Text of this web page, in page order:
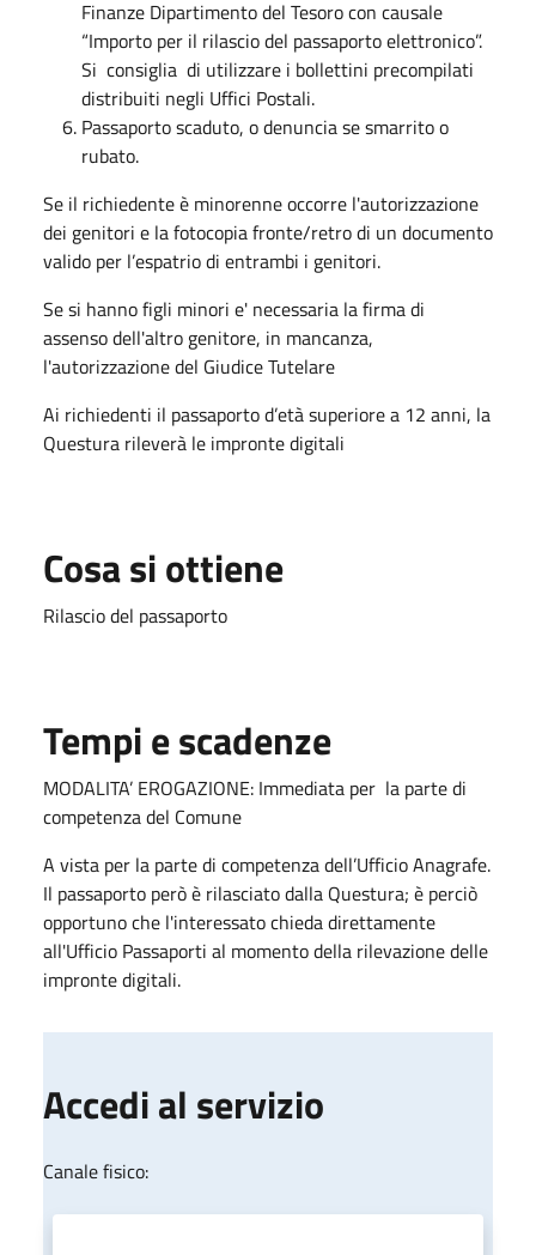
Finanze Dipartimento del Tesoro con causale
“Importo per il rilascio del passaporto elettronico”.
Si consiglia di utilizzare i bollettini precompilati
distribuiti negli Uffici Postali.
Passaporto scaduto, o denuncia se smarrito o
rubato.
Se il richiedente è minorenne occorre l'autorizzazione
dei genitori e la fotocopia fronte/retro di un documento
valido per l’espatrio di entrambi i genitori.
Se si hanno figli minori e' necessaria la firma di
assenso dell'altro genitore, in mancanza,
l'autorizzazione del Giudice Tutelare
Ai richiedenti il passaporto d’età superiore a 12 anni, la
Questura rileverà le impronte digitali
Cosa si ottiene
Rilascio del passaporto
Tempi e scadenze
MODALITA’ EROGAZIONE: Immediata per la parte di
competenza del Comune
A vista per la parte di competenza dell’Ufficio Anagrafe.
Il passaporto però è rilasciato dalla Questura; è perciò
opportuno che l'interessato chieda direttamente
all'Ufficio Passaporti al momento della rilevazione delle
impronte digitali.
Accedi al servizio
Canale fisico: